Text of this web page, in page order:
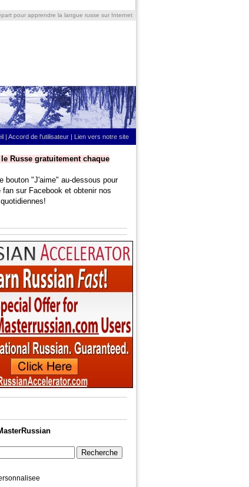
pour apprendre la langue russe sur Internet
| Accord de l'utilisateur | Lien vers notre site
Russe gratuitement chaque
bouton "J'aime" au-dessous pour
fan sur Facebook et obtenir nos